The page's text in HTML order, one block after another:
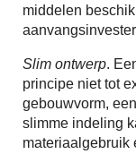
middelen
Slim ontwerp.
principe niet tot
gebouwvorm,
slimme indeling
materiaalgebruik